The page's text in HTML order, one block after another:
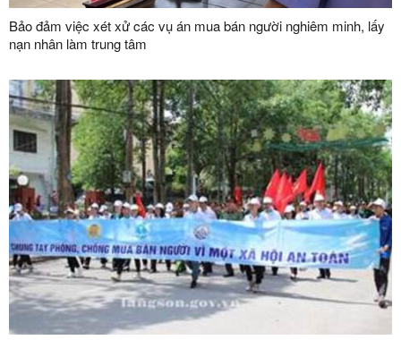
Bảo đảm việc xét xử các vụ án mua bán người nghiêm minh, lấy
nạn nhân làm trung tâm